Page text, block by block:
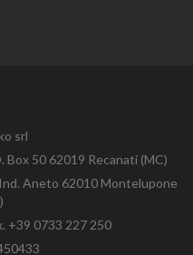
srl
Box 50 62019 Recanati (MC)
Aneto 62010 Montelupone
+39 0733 227 250